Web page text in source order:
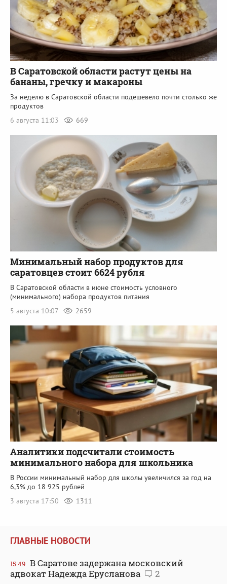
В Саратовской области растут цены на
бананы, гречку и макароны
За неделю в Саратовской области подешевело почти столько же
продуктов
6 августа 11:03
669
Минимальный набор продуктов для
саратовцев стоит 6624 рубля
В Саратовской области в июне стоимость условного
(минимального) набора продуктов питания
5 августа 10:07
2659
Аналитики подсчитали стоимость
минимального набора для школьника
В России минимальный набор для школы увеличился за год на
6,3% до 18 925 рублей
3 августа 17:50
1311
ГЛАВНЫЕ НОВОСТИ
15:49 В Саратове задержана московский
адвокат Надежда Ерусланова
2